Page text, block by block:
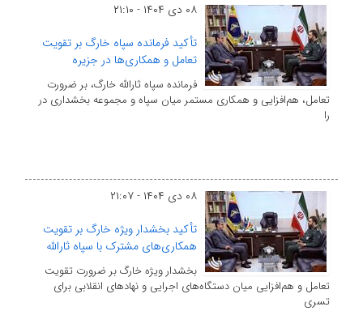
۰۸ دی ۱۴۰۴ - ۲۱:۱۰
تأکید فرمانده سپاه خارگ بر تقویت
تعامل و همکاری‌ها در جزیره
فرمانده سپاه ثارالله خارگ، بر ضرورت
تعامل، هم‌افزایی و همکاری مستمر میان سپاه و مجموعه بخشداری در
را
۰۸ دی ۱۴۰۴ - ۲۱:۰۷
تأکید بخشدار ویژه خارگ بر تقویت
همکاری‌های مشترک با سپاه ثارالله
بخشدار ویژه خارگ بر ضرورت تقویت
تعامل و هم‌افزایی میان دستگاه‌های اجرایی و نهادهای انقلابی برای
تسری